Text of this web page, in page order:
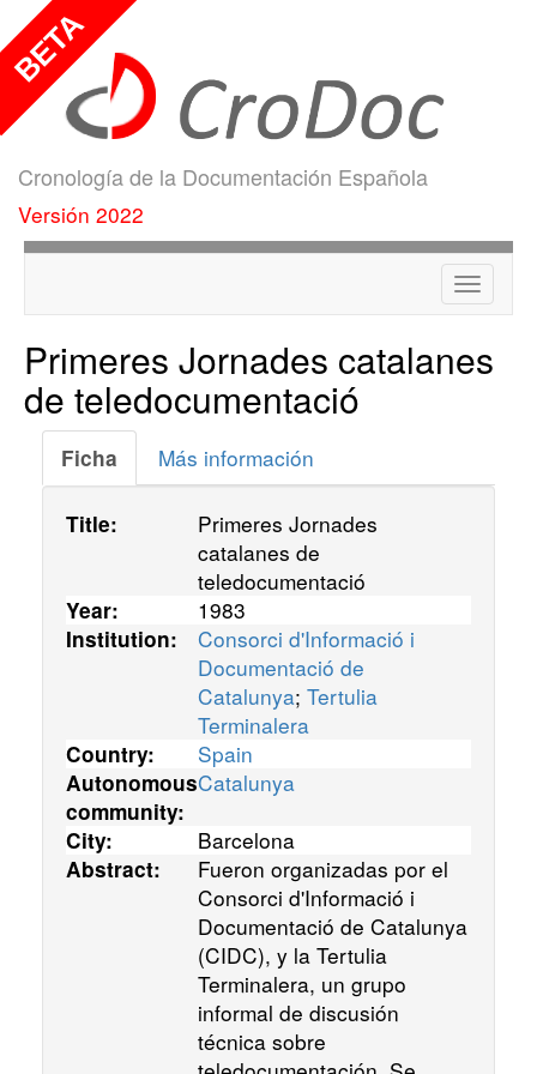
Cronología de la Documentación Española
Versión 2022
Menú
Primeres Jornades catalanes
de teledocumentació
Ficha Más información
Title:
Primeres Jornades
catalanes de
teledocumentació
Year: 1983
Institution:
Consorci d'Informació i
Documentació de
Catalunya; Tertulia
Terminalera
Country: Spain
Autonomous
community:
Catalunya
City: Barcelona
Abstract:
Fueron organizadas por el
Consorci d'Informació i
Documentació de Catalunya
(CIDC), y la Tertulia
Terminalera, un grupo
informal de discusión
técnica sobre